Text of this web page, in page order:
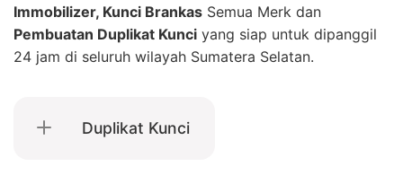
Immobilizer, Kunci Brankas Semua Merk dan
Pembuatan Duplikat Kunci yang siap untuk dipanggil
24 jam di seluruh wilayah Sumatera Selatan.
Duplikat Kunci